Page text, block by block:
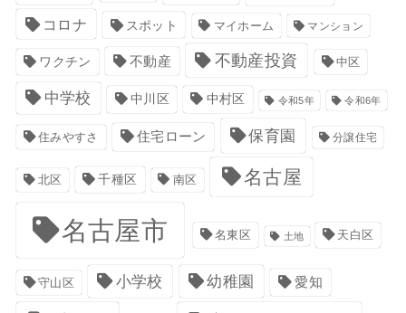
コロナ スポット マイホーム マンション
ワクチン 不動産 不動産投資 中区
中学校 中川区 中村区 令和5年 令和6年
住みやすさ 住宅ローン 保育園 分譲住宅
北区 千種区 南区 名古屋
名古屋市 名東区 土地 天白区
守山区 小学校 幼稚園 愛知